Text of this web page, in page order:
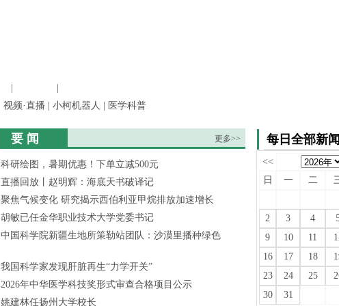
视频·直播 小柯机器人 医学科普
要 闻 更多>>
科研绘图，暑期优惠！下单立减500元
直播回放丨赵明辉：海底天书破译记
聚焦气候变化 研究揭示西伯利亚甲烷排放加速增长
胡敏已任金华职业技术大学党委书记
中国科学院新疆生地所策勒站团队：沙漠里播种绿色
我国科学家发现肝脏再生“力学开关”
2026年中华医学科技奖形式审查合格项目公示
姚建林任扬州大学校长
每日全部新闻
<<
日
一 二
2
3 4
9
10 11
16
17 18
23
24 25
30
31